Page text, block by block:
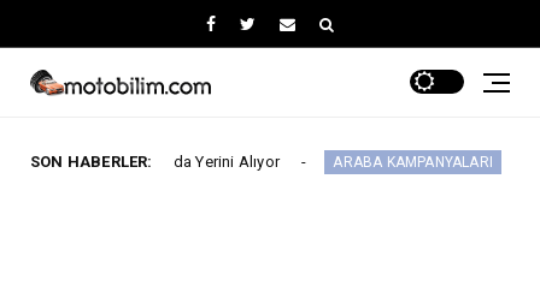
SON HABERLER:
Yerini Alıyor ARABA KAMPANYALARI MG 2.290.000